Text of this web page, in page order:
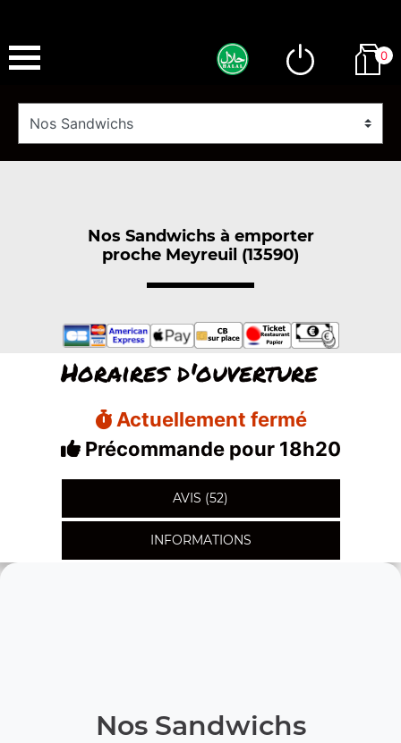
0
Nos Sandwichs à emporter
proche Meyreuil (13590)
Horaires d'ouverture
Actuellement fermé
Précommande pour 18h20
AVIS (52)
INFORMATIONS
Nos Sandwichs